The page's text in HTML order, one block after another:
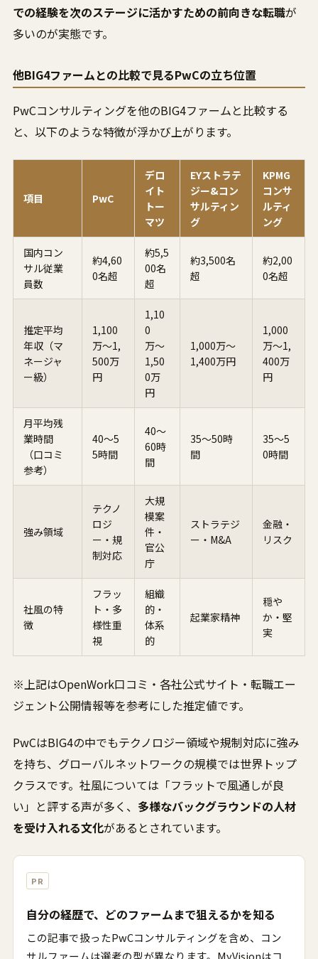
での経験を次のステージに活かすための前向きな転職が
多いのが実態です。
他BIG4ファームとの比較で見るPwCの立ち位置
PwCコンサルティングを他のBIG4ファームと比較する
と、以下のような特徴が浮かび上がります。
項目 PwC
デロ
イト
トー
マツ
EYストラテ
ジー&コン
サルティン
グ
KPMG
コンサ
ルティ
ング
国内コン
サル従業
員数
約4,60
0名超
約5,5
00名
超
約3,500名
超
約2,00
0名超
推定平均
年収（マ
ネージャ
ー級）
1,100
万〜1,
500万
円
1,10
0
万〜
1,50
0万
円
1,000万〜
1,400万円
1,000
万〜1,
400万
円
月平均残
業時間
（口コミ
参考）
40〜5
5時間
40〜
60時
間
35〜50時
間
35〜5
0時間
強み領域
テクノ
ロジ
ー・規
制対応
大規
模案
件・
官公
庁
ストラテジ
ー・M&A
金融・
リスク
社風の特
徴
フラッ
ト・多
様性重
視
組織
的・
体系
的
起業家精神
穏や
か・堅
実
※上記はOpenWork口コミ・各社公式サイト・転職エー
ジェント公開情報等を参考にした推定値です。
PwCはBIG4の中でもテクノロジー領域や規制対応に強み
を持ち、グローバルネットワークの規模では世界トップ
クラスです。社風については「フラットで風通しが良
い」と評する声が多く、 多様なバックグラウンドの人材
を受け入れる文化があるとされています。
PR
自分の経歴で、どのファームまで狙えるかを知る
この記事で扱ったPwCコンサルティングを含め、コン